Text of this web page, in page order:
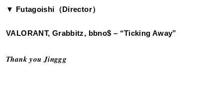
▼ Futagoishi（Director）
VALORANT, Grabbitz, bbno$ – “Ticking Away”
𝑻𝒉𝒂𝒏𝒌 𝒚𝒐𝒖 𝑱𝒊𝒏𝒈𝒈𝒈